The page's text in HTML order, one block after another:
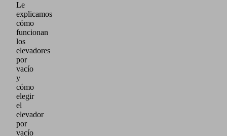
Le
explicamos
cómo
funcionan
los
elevadores
por
vacío
y
cómo
elegir
el
elevador
por
vacío